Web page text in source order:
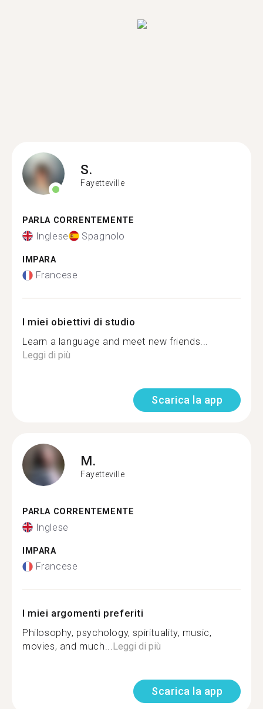
S.
Fayetteville
PARLA CORRENTEMENTE
Inglese Spagnolo
IMPARA
Francese
I miei obiettivi di studio
Learn a language and meet new friends...
Leggi di più
Scarica la app
M.
Fayetteville
PARLA CORRENTEMENTE
Inglese
IMPARA
Francese
I miei argomenti preferiti
Philosophy, psychology, spirituality, music,
movies, and much...Leggi di più
Scarica la app